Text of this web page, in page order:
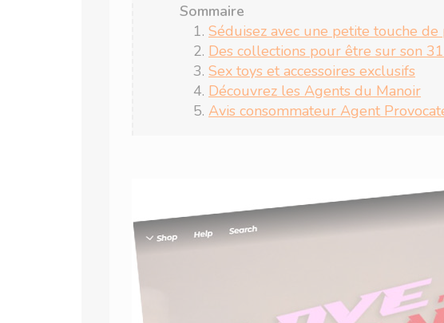
Sommaire
Séduisez avec une petite touche de
Des collections pour être sur son 31
Sex toys et accessoires exclusifs
Découvrez les Agents du Manoir
Avis consommateur Agent